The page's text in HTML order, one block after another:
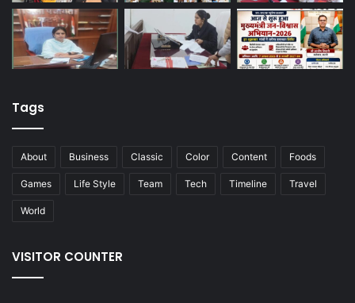
Tags
About Business Classic Color Content Foods
Games Life Style Team Tech Timeline Travel
World
VISITOR COUNTER